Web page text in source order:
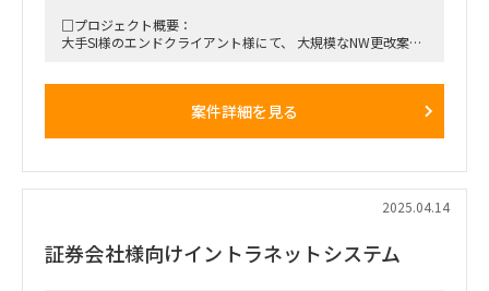
□プロジェクト概要：
大手SI様のエンドクライアント様にて、 大規模なNW更改案件
SD-WANのご経験をお持ちで、本PJに上流SEとして参画いただ
案件詳細を見る
2025.04.14
証券会社様向けイントラネットシステム